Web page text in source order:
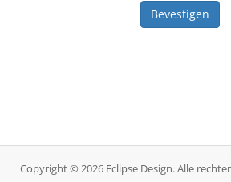
Bevestigen
Copyright © 2026 Eclipse Design. Alle